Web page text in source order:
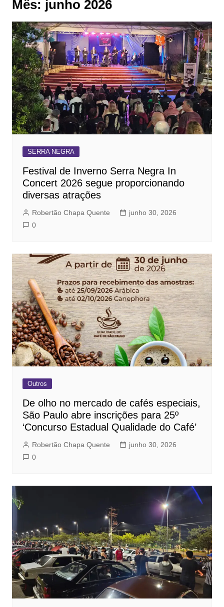
Mês: junho 2026
SERRA NEGRA
Festival de Inverno Serra Negra In
Concert 2026 segue proporcionando
diversas atrações
Robertão Chapa Quente
junho 30, 2026
0
Outros
De olho no mercado de cafés especiais,
São Paulo abre inscrições para 25º
‘Concurso Estadual Qualidade do Café’
Robertão Chapa Quente
junho 30, 2026
0